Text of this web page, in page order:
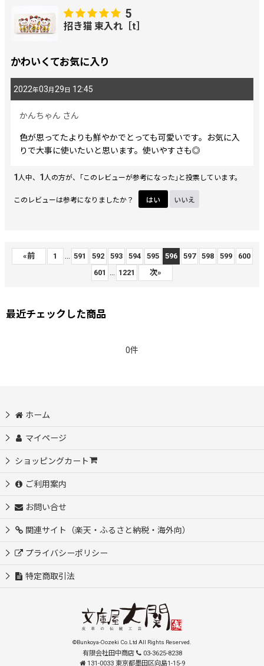
5
招き猫 束入れ［t］
かわいくてお気に入り
2022年03月 29日 12:45
かんちゃん さん
色が思ってたよりも鮮やかでとっても可愛いです。お気に入
りで大事に使いたいと思います。使いやすさも◎
1人中、 1人の方が、｢このレビューが参考になった｣と投票しています。
このレビューは参考になりましたか？ はい いいえ
«前 1 591 592 593 594 595 596 597 598 599
600
601
1221 次»
最近チェックした商品
0件
ホーム
マイページ
ショッピングカート
ご利用案内
お問い合せ
関連サイト（楽天・ふるさと納税・海外向）
プライバシーポリシー
特定商取引法
©Bunkoya-Oozeki Co.Ltd All Rights Reserved.
有限会社田中商店
03-3625-8238
131-0033 東京都墨田区向島1-15-9